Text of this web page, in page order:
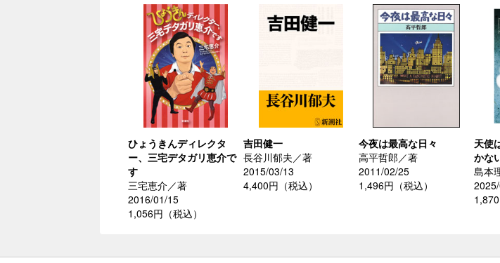
ひょうきんディレクタ
ー、三宅デタガリ恵介で
す
三宅恵介／著
2016/01/15
1,056円（税込）
吉田健一
長谷川郁夫／著
2015/03/13
4,400円（税込）
今夜は最高な日々
高平哲郎／著
2011/02/25
1,496円（税込）
天使
かな
島本
1,870